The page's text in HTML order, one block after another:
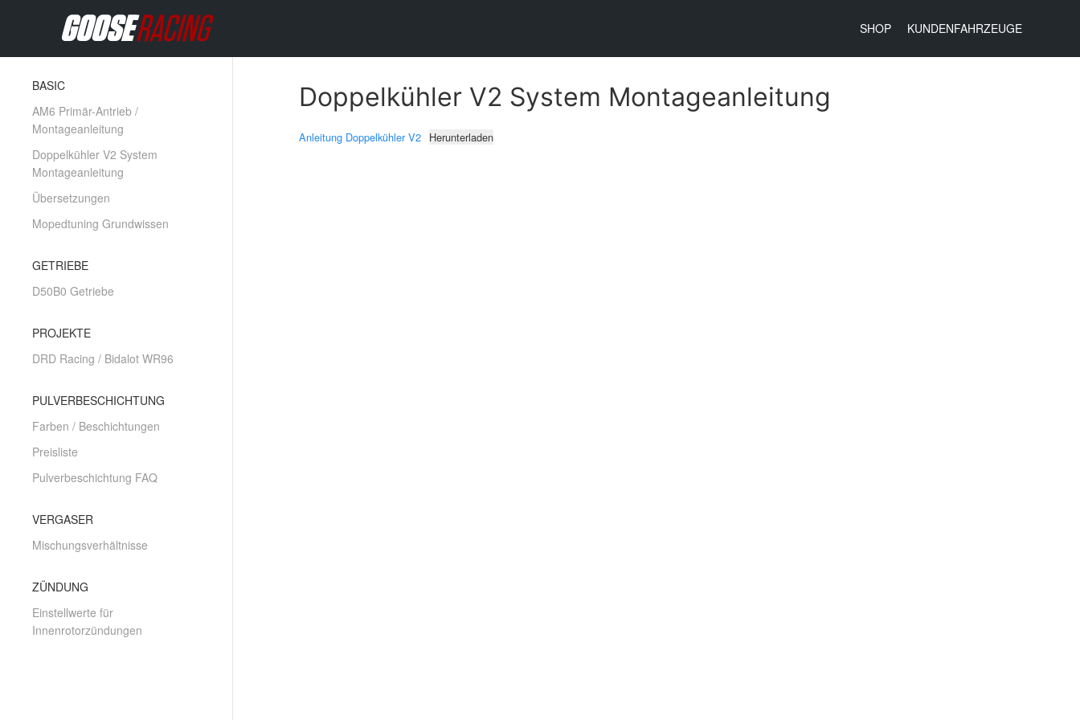
SHOP KUNDENFAHRZEUGE
BASIC
AM6 Primär-Antrieb /
Montageanleitung
Doppelkühler V2 System
Montageanleitung
Übersetzungen
Mopedtuning Grundwissen
GETRIEBE
D50B0 Getriebe
PROJEKTE
DRD Racing / Bidalot WR96
PULVERBESCHICHTUNG
Farben / Beschichtungen
Preisliste
Pulverbeschichtung FAQ
VERGASER
Mischungsverhältnisse
ZÜNDUNG
Einstellwerte für
Innenrotorzündungen
Doppelkühler V2 System Montageanleitung
Anleitung Doppelkühler V2 Herunterladen